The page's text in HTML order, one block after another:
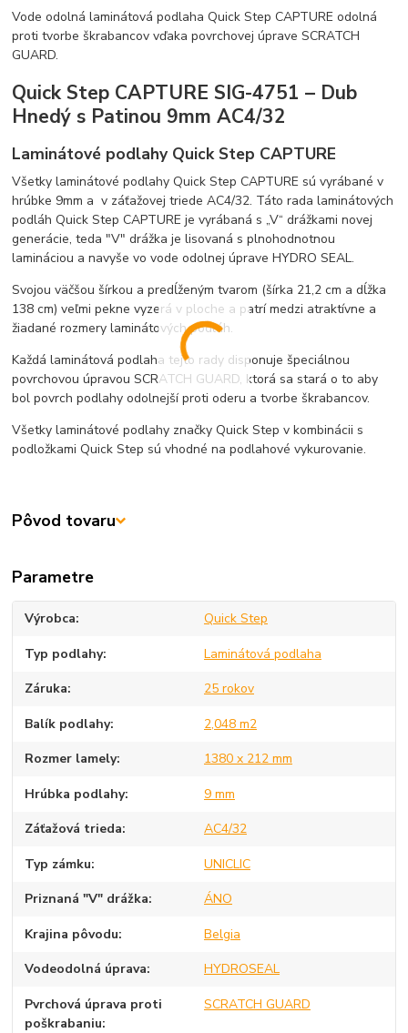
Vode odolná laminátová podlaha Quick Step CAPTURE odolná
proti tvorbe škrabancov vďaka povrchovej úprave SCRATCH
GUARD.
Quick Step CAPTURE SIG-4751 – Dub
Hnedý s Patinou 9mm AC4/32
Laminátové podlahy Quick Step CAPTURE
Všetky laminátové podlahy Quick Step CAPTURE sú vyrábané v
hrúbke 9mm a v záťažovej triede AC4/32. Táto rada laminátových
podláh Quick Step CAPTURE je vyrábaná s „V“ drážkami novej
generácie, teda "V" drážka je lisovaná s plnohodnotnou
lamináciou a navyše vo vode odolnej úprave HYDRO SEAL.
Svojou väčšou šírkou a predĺženým tvarom (šírka 21,2 cm a dĺžka
138 cm) veľmi pekne vyzerá v ploche a patrí medzi atraktívne a
žiadané rozmery laminátových podláh.
Každá laminátová podlaha tejto rady disponuje špeciálnou
povrchovou úpravou SCRATCH GUARD, ktorá sa stará o to aby
bol povrch podlahy odolnejší proti oderu a tvorbe škrabancov.
Všetky laminátové podlahy značky Quick Step v kombinácii s
podložkami Quick Step sú vhodné na podlahové vykurovanie.
Pôvod tovaru
Parametre
Výrobca Quick Step
Typ podlahy Laminátová podlaha
Záruka 25 rokov
Balík podlahy 2,048 m2
Rozmer lamely 1380 x 212 mm
Hrúbka podlahy 9 mm
Záťažová trieda AC4/32
Typ zámku UNICLIC
Priznaná "V" drážka ÁNO
Krajina pôvodu Belgia
Vodeodolná úprava HYDROSEAL
Pvrchová úprava proti
poškrabaniu
SCRATCH GUARD